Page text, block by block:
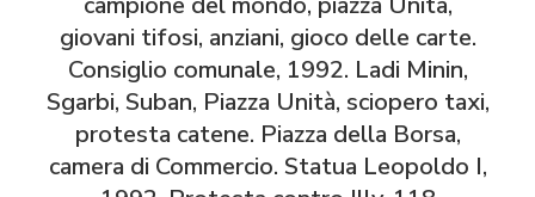
giovani tifosi, anziani, gioco delle carte.
Consiglio comunale, 1992. Ladi Minin,
Sgarbi, Suban, Piazza Unità, sciopero taxi,
protesta catene. Piazza della Borsa,
camera di Commercio. Statua Leopoldo I,